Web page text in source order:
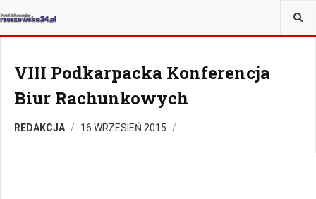
JESTEŚ TUTAJ:
VIII Podkarpacka Konferencja
Biur Rachunkowych
REDAKCJA 16 WRZESIEŃ 2015